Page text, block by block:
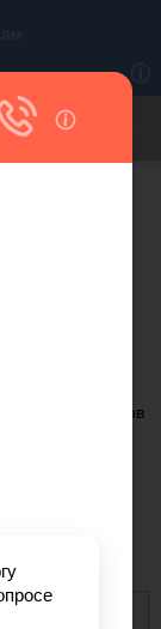
алиментов
и
для
к